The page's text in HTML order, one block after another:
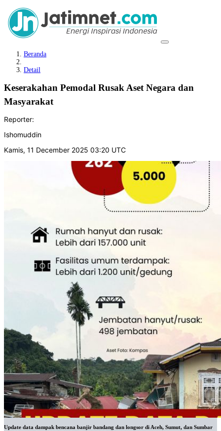
Beranda
Detail
Keserakahan Pemodal Rusak Aset Negara dan
Masyarakat
Reporter:
Ishomuddin
Kamis, 11 December 2025 03:20 UTC
Update data dampak bencana banjir bandang dan longsor di Aceh, Sumut, dan Sumbar